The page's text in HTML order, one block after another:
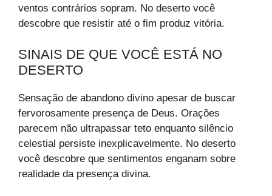
ventos contrários sopram. No deserto você
descobre que resistir até o fim produz vitória.
SINAIS DE QUE VOCÊ ESTÁ NO
DESERTO
Sensação de abandono divino apesar de buscar
fervorosamente presença de Deus. Orações
parecem não ultrapassar teto enquanto silêncio
celestial persiste inexplicavelmente. No deserto
você descobre que sentimentos enganam sobre
realidade da presença divina.